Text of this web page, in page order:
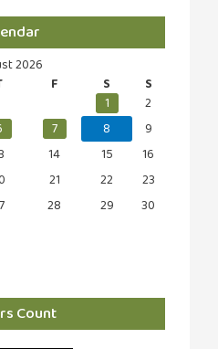
2026
F S
S
1
2
7 8
9
14 15
16
21 22
23
28 29
30
Count